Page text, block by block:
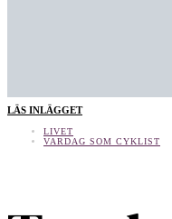
LÄS INLÄGGET
LIVET
VARDAG SOM CYKLIST